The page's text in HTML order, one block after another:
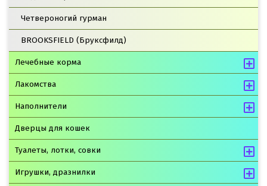
Четвероногий гурман
BROOKSFIELD (Бруксфилд)
Лечебные корма
Лакомства
Наполнители
Дверцы для кошек
Туалеты, лотки, совки
Игрушки, дразнилки